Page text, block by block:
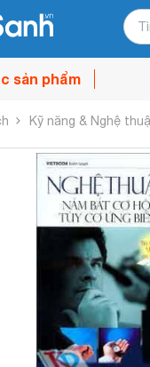
sản phẩm
Kỹ năng & Nghệ